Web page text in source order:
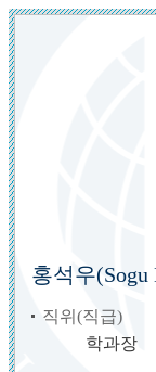
홍석우(Sogu
직위(직급)
학과장